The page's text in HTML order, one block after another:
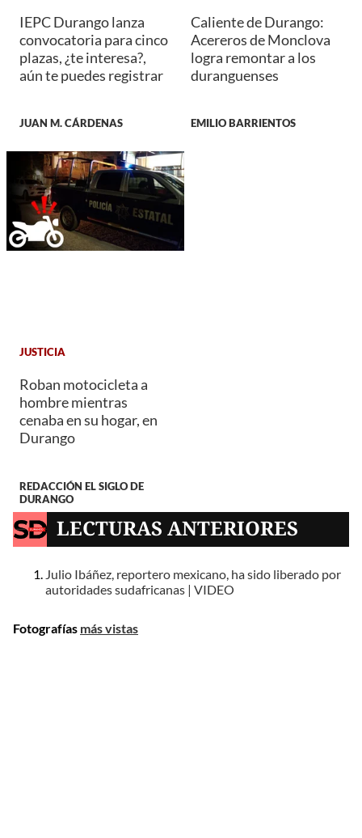
IEPC Durango lanza
convocatoria para cinco
plazas, ¿te interesa?,
aún te puedes registrar
JUAN M. CÁRDENAS
Caliente de Durango:
Acereros de Monclova
logra remontar a los
duranguenses
EMILIO BARRIENTOS
JUSTICIA
Roban motocicleta a
hombre mientras
cenaba en su hogar, en
Durango
REDACCIÓN EL SIGLO DE
DURANGO
LECTURAS ANTERIORES
Julio Ibáñez, reportero mexicano, ha sido liberado por
autoridades sudafricanas | VIDEO
Fotografías más vistas